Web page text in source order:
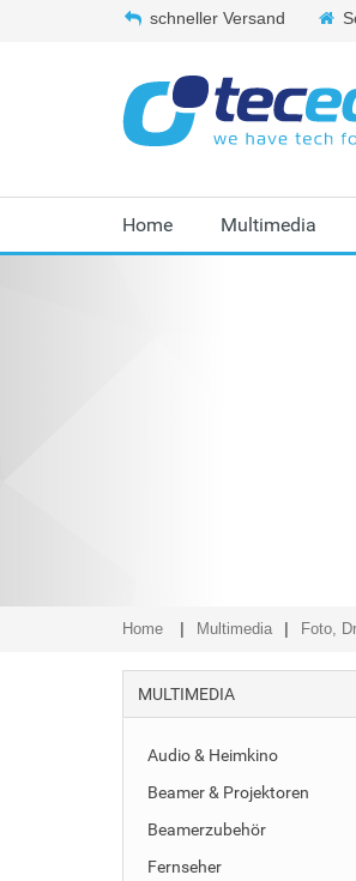
schneller Versand
Home Multimedia
Home Multimedia Foto,
MULTIMEDIA
Audio & Heimkino
Beamer & Projektoren
Beamerzubehör
Fernseher